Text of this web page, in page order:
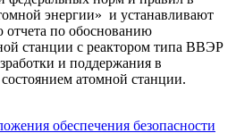
энергии» и устанавливают
отчета по обоснованию
станции с реактором типа ВВЭР
и поддержания в
атомной станции.
обеспечения безопасности